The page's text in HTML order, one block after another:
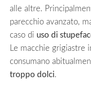
alle altre.
parecchio avanzato,
caso di uso di
Le macchie grigiastre
consumano
troppo dolci.